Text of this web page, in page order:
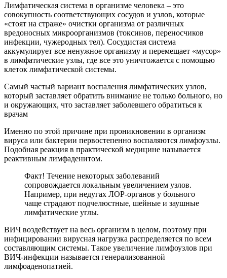
Лимфатическая система в организме человека – это
совокупность соответствующих сосудов и узлов, которые
«стоят на страже» очистки организма от различных
вредоносных микроорганизмов (токсинов, переносчиков
инфекции, чужеродных тел). Сосудистая система
аккумулирует все ненужное организму и перемещает «мусор»
в лимфатические узлы, где все это уничтожается с помощью
клеток лимфатической системы.
Самый частый вариант воспаления лимфатических узлов,
который заставляет обратить внимание не только больного, но
и окружающих, что заставляет заболевшего обратиться к
врачам
Именно по этой причине при проникновении в организм
вируса или бактерии первостепенно воспаляются лимфоузлы.
Подобная реакция в практической медицине называется
реактивным лимфаденитом.
Факт! Течение некоторых заболеваний
сопровождается локальным увеличением узлов.
Например, при недугах ЛОР-органов у больного
чаще страдают подчелюстные, шейные и заушные
лимфатические углы.
ВИЧ воздействует на весь организм в целом, поэтому при
инфицировании вирусная нагрузка распределяется по всем
составляющим системы. Такое увеличение лимфоузлов при
ВИЧ-инфекции называется генерализованной
лимфоаденопатией.